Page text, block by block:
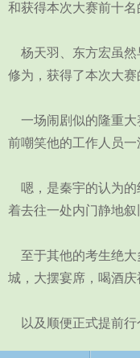
和获得本次大赛前十名
杨天羽、东方宏虽然
修为，获得了本次大赛
一场闹剧似的隆重大
前嘲笑他的工作人员一
嗯，是秦宇的认为的
着去往一处内门静地叙
至于其他的考生绝大
城，大摆宴席，喝酒庆
以及顺便正式提前行